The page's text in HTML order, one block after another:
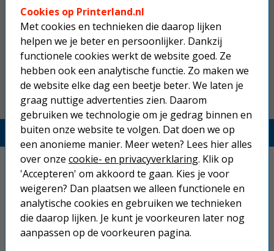
vergroten
direct leverbaar Toevoegen
Printerland.nl
Home
Inkjetprinters
Laserprinters
All-in-one printers
Cookies op Printerland.nl
Met cookies en technieken die daarop lijken
helpen we je beter en persoonlijker. Dankzij
functionele cookies werkt de website goed. Ze
hebben ook een analytische functie. Zo maken we
de website elke dag een beetje beter. We laten je
graag nuttige advertenties zien. Daarom
gebruiken we technologie om je gedrag binnen en
buiten onze website te volgen. Dat doen we op
een anonieme manier. Meer weten? Lees hier alles
over onze cookie- en privacyverklaring. Klik op
'Accepteren' om akkoord te gaan. Kies je voor
weigeren? Dan plaatsen we alleen functionele en
analytische cookies en gebruiken we technieken
die daarop lijken. Je kunt je voorkeuren later nog
aanpassen op de voorkeuren pagina.